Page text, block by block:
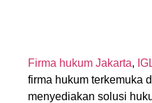
Firma hukum Jakarta,
firma hukum terkemuka
menyediakan solusi